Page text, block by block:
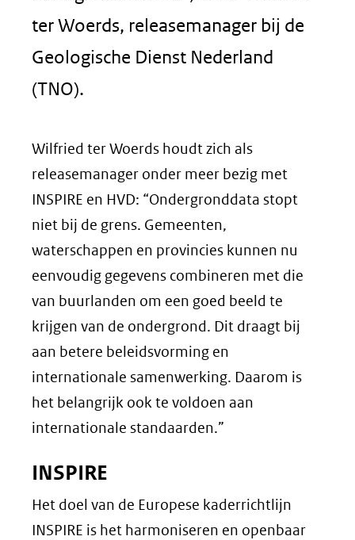
ter Woerds, releasemanager bij de
Geologische Dienst Nederland
(TNO).
Wilfried ter Woerds houdt zich als
releasemanager onder meer bezig met
INSPIRE en HVD: “Ondergronddata stopt
niet bij de grens. Gemeenten,
waterschappen en provincies kunnen nu
eenvoudig gegevens combineren met die
van buurlanden om een goed beeld te
krijgen van de ondergrond. Dit draagt bij
aan betere beleidsvorming en
internationale samenwerking. Daarom is
het belangrijk ook te voldoen aan
internationale standaarden.”
INSPIRE
Het doel van de Europese kaderrichtlijn
INSPIRE is het harmoniseren en openbaar